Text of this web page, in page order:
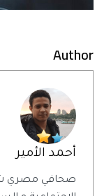
Author
أحمد الأمير
صحافي مصري